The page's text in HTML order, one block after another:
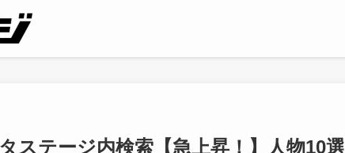
ステージ内検索【急上昇！】人物10選